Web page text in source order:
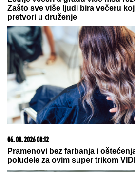
03. 08. 2026 07:31
25.000 kupaca već kupuje uz
više
17. 07. 2026 09:41